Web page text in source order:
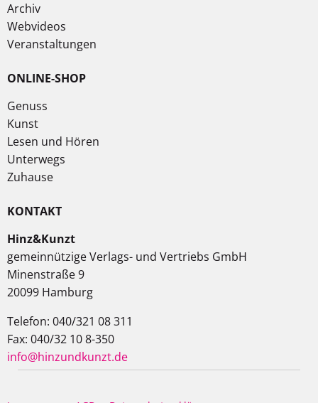
Archiv
Webvideos
Veranstaltungen
ONLINE-SHOP
Genuss
Kunst
Lesen und Hören
Unterwegs
Zuhause
KONTAKT
Hinz&Kunzt
gemeinnützige Verlags- und Vertriebs GmbH
Minenstraße 9
20099 Hamburg
Telefon: 040/321 08 311
Fax: 040/32 10 8-350
info@hinzundkunzt.de